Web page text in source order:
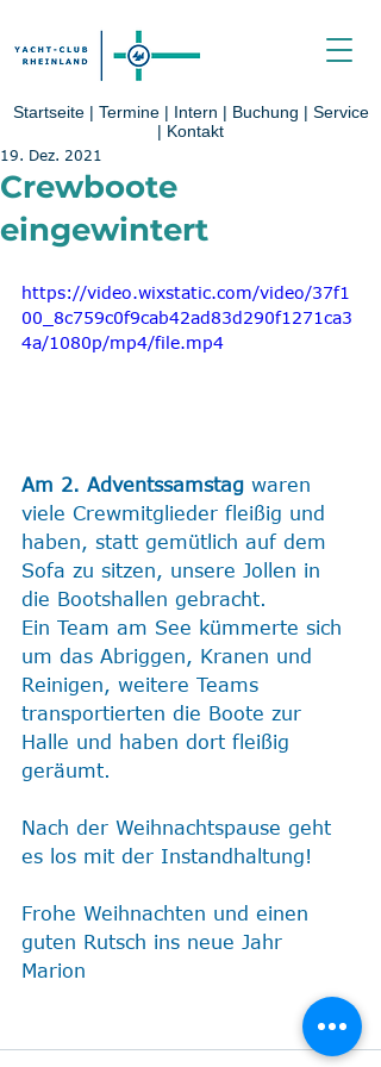
Startseite| Termine | Intern | Buchung | Service
| Kontakt
Crewboote
eingewintert
19. Dez. 2021
https://video.wixstatic.com/video/37f1
00_8c759c0f9cab42ad83d290f1271ca3
4a/1080p/mp4/file.mp4
Am 2. Adventssamstag waren
viele Crewmitglieder fleißig und
haben, statt gemütlich auf dem
Sofa zu sitzen, unsere Jollen in
die Bootshallen gebracht.
Ein Team am See kümmerte sich
um das Abriggen, Kranen und
Reinigen, weitere Teams
transportierten die Boote zur
Halle und haben dort fleißig
geräumt.
Nach der Weihnachtspause geht
es los mit der Instandhaltung!
Frohe Weihnachten und einen
guten Rutsch ins neue Jahr
Marion